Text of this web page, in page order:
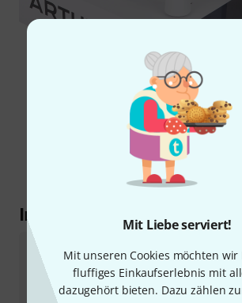
Mit Liebe serviert!
Mit unseren Cookies möchten wir
fluffiges Einkaufserlebnis mit
dazugehört bieten. Dazu zählen
Im Detail erklärt
Analog Lab Intro
Die beiliegende Software-Suite Analog
kommt mit einer Vielzahl an Presets